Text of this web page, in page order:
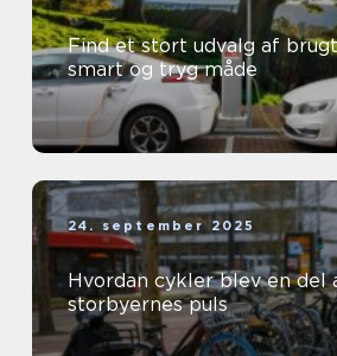
Find et stort udvalg af
smart og tryg måde
24. september 2025
Hvordan cykler blev en del
storbyernes puls